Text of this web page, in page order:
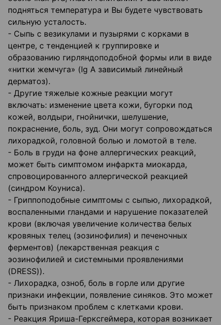
подняться температура и Вы будете чувствовать
сильную усталость.
- Сыпь с везикулами и пузырями с корками в
центре, с тенденцией к группировке и
образованию гирляндоподобной формы или в виде
«нитки жемчуга» (Ig А зависимый линейный
дерматоз).
- Другие тяжелые кожные реакции могут
включать: изменение цвета кожи, бугорки под
кожей, волдыри, гнойнички, шелушение,
покраснение, боль, зуд. Они могут сопровождаться
лихорадкой, головной болью и ломотой в теле.
- Боль в груди на фоне аллергических реакций,
может быть симптомом инфаркта миокарда,
спровоцированного аллергической реакцией
(синдром Коуниса).
- Гриппоподобные симптомы с сыпью, лихорадкой,
воспаленными гландами и нарушение показателей
крови (включая увеличение количества белых
кровяных телец (эозинофилия) и печеночных
ферментов) (лекарственная реакция с
эозинофилией и системными проявлениями
(DRESS)).
- Лихорадка, озноб, боль в горле или другие
признаки инфекции, появление синяков. Это может
быть признаком проблем с клетками крови.
- Реакция Яриша-Герксгеймера, которая возникает